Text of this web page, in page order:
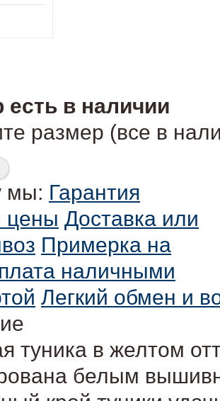
есть в наличии
размер (все в
мы: Гарантия
цены Доставка или
Примерка на
наличными
Легкий обмен и
туника в желтом
белым